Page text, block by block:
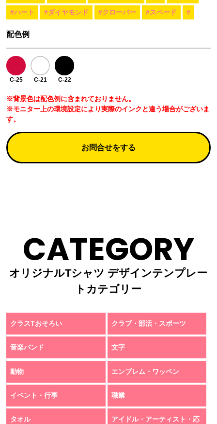
#ハート #ダイヤモンド #クローバー #スペード #
配色例
C-25 C-21 C-22
※背景色は配色例に含まれておりません。
※モニター上の環境設定により実際のインクと違う場合がございま
す。
お問合せをする
CATEGORY
オリジナルTシャツ デザインテンプレー
トカテゴリー
クラスTおそろい クラブ・部活・スポーツ
音楽バンド 文字
動物 エンブレム・ワッペン
イベント・行事 職業
タオル
アイドル・アーティスト・応